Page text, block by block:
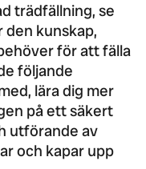
trädfällning, se
kunskap,
för att fälla
följande
lära dig mer
på ett säkert
utförande av
och kapar upp